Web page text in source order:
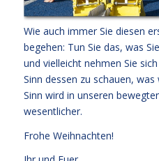
Wie auch immer Sie diesen
begehen: Tun Sie das, was
und vielleicht nehmen Sie
Sinn dessen zu schauen,
Sinn wird in unseren
wesentlicher.
Frohe Weihnachten!